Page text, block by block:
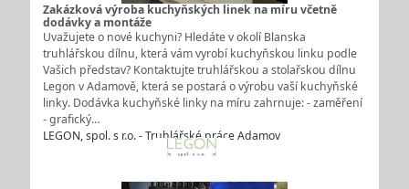
Zakázková výroba kuchyňských linek na míru včetně
dodávky a montáže
Uvažujete o nové kuchyni? Hledáte v okolí Blanska
truhlářskou dílnu, která vám vyrobí kuchyňskou linku podle
Vašich představ? Kontaktujte truhlářskou a stolařskou dílnu
Legon v Adamově, která se postará o výrobu vaší kuchyňské
linky. Dodávka kuchyňské linky na míru zahrnuje: - zaměření
- grafický…
LEGON, spol. s r.o. - Truhlářské práce Adamov